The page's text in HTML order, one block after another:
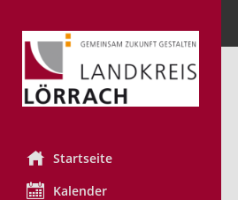
Startseite
Kalender